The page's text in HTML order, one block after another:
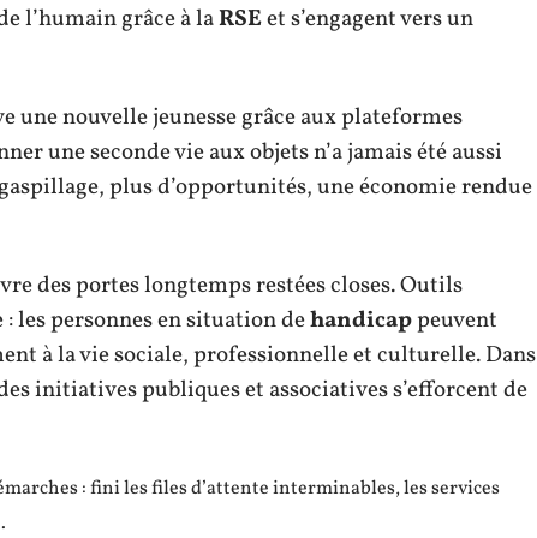
l’humain grâce à laRSEet s’engagent vers un
une nouvelle jeunesse grâce aux plateformes
une seconde vie aux objets n’a jamais été aussi
plus d’opportunités, une économie rendue
des portes longtemps restées closes. Outils
les personnes en situation dehandicappeuvent
à la vie sociale, professionnelle et culturelle. Dans
initiatives publiques et associatives s’efforcent de
: fini les files d’attente interminables, les services